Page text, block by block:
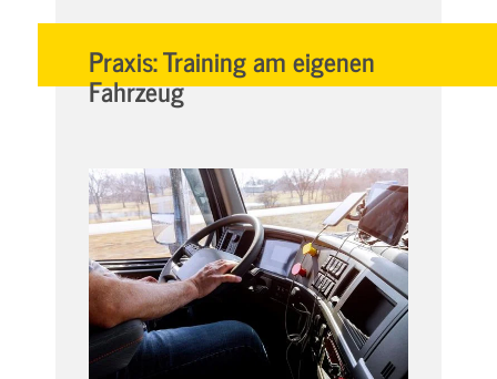
Praxis: Training am eigenen
Fahrzeug